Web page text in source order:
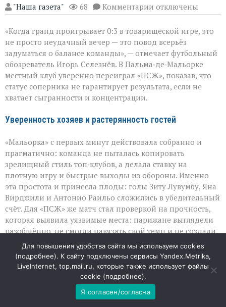
"Наша газета" 68 Комментарии к
записи
сюрприз
в
Пальме:
«Мальорка»
преподала
урок
«ПСЖ»
отключены
«Когда гранд проигрывает 0:3 в товарищеской игре, это
не просто неудачный вечер — это повод всерьёз
задуматься о балансе команды», — отмечает футбольный
обозреватель Игорь Селезнёв. В Пальма‑де‑Мальорке
местный клуб уверенно переиграл «ПСЖ», показав, что
статус соперника не гарантирует результата, если не
хватает сыгранности и концентрации.
Уверенность хозяев и растерянность гостей
«Мальорка» с первых минут действовала собранно и
прагматично: команда не пыталась копировать
зрелищный стиль топ‑клубов, а делала ставку на
плотную игру и быстрые выходы из обороны. Именно
эта простота и принесла плоды: голы Зиту Лувумбу, Яна
Вирджили и Антонио Раильо сложились в убедительный
счёт. Для «ПСЖ» же матч стал проверкой на прочность,
которая выявила уязвимые места: парижане выглядели
разобщённо, не смогли навязать свой темп и не создали
по-настоящему опасных моментов у чужих ворот.
Вратарский вопрос: непростой выбор для тренерского
Особое внимание в этой встрече привлёк эпизод с
Для повышения удобства сайта мы используем cookies
(подробнее). К сайту подключены сервисы Yandex.Metrika,
LiveInternet, top.mail.ru, которые также использует файлы
cookie (подробнее).
Я согласен/согласна